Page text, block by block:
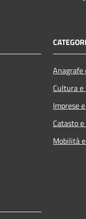
Cultura
Imprese
Catasto
Mobilità